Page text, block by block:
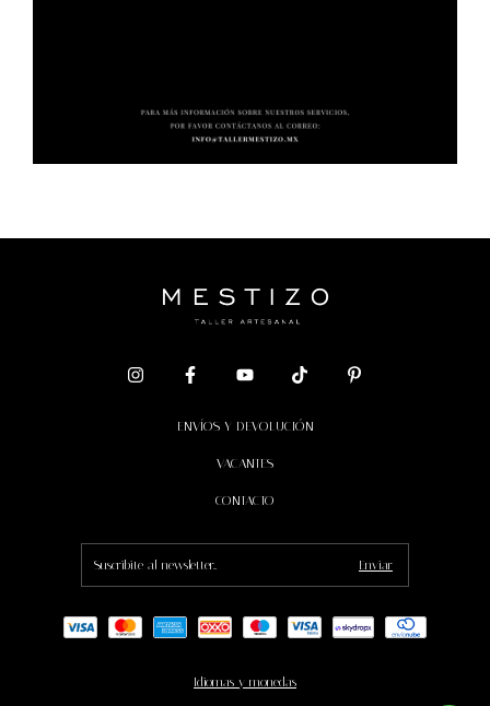
ENVÍOS Y DEVOLUCIÓN
VACANTES
CONTACTO
Idiomas y monedas